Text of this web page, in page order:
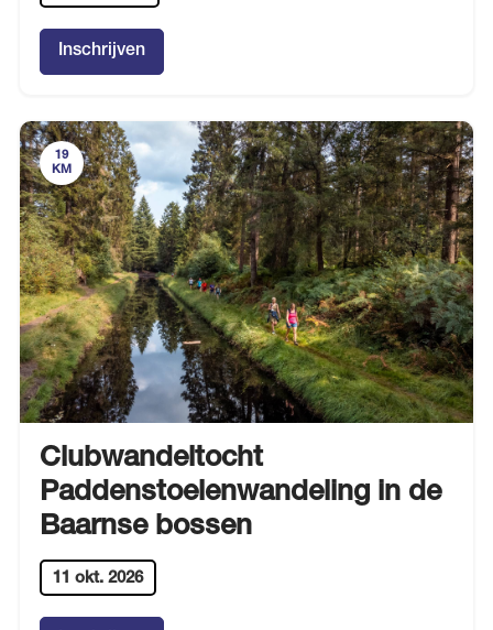
Inschrijven
19
KM
Clubwandeltocht
Paddenstoelenwandeling in de
Baarnse bossen
11 okt. 2026